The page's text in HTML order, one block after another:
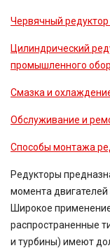
Червячный
Цилиндрический
промышленного
Смазка и
Обслуживание и
Способы монтажа
Редукторы
момента
Широкое
распространенные
и турбины) имеют